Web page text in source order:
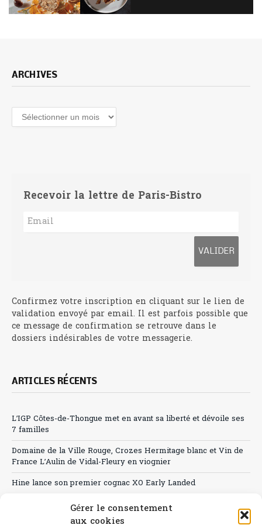
Gérer le consentement
aux cookies
ARCHIVES
Recevoir la lettre de Paris-Bistro
Confirmez votre inscription en cliquant sur le lien de
validation envoyé par email. Il est parfois possible que
ce message de confirmation se retrouve dans le
dossiers indésirables de votre messagerie.
ARTICLES RÉCENTS
L’IGP Côtes-de-Thongue met en avant sa liberté et dévoile ses
7 familles
Domaine de la Ville Rouge, Crozes Hermitage blanc et Vin de
France L’Aulin de Vidal-Fleury en viognier
Hine lance son premier cognac XO Early Landed
Canicule : A quand le CHR à « l’heure espagnole » ?